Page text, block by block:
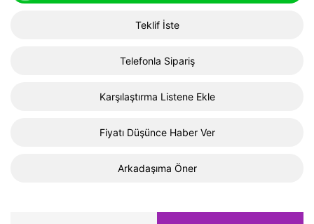
Teklif İste
Telefonla Sipariş
Karşılaştırma Listene Ekle
Fiyatı Düşünce Haber Ver
Arkadaşıma Öner